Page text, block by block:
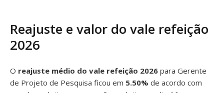
Reajuste e valor do vale refeição
2026
O reajuste médio do vale refeição 2026 para Gerente
de Projeto de Pesquisa ficou em 5.50% de acordo com